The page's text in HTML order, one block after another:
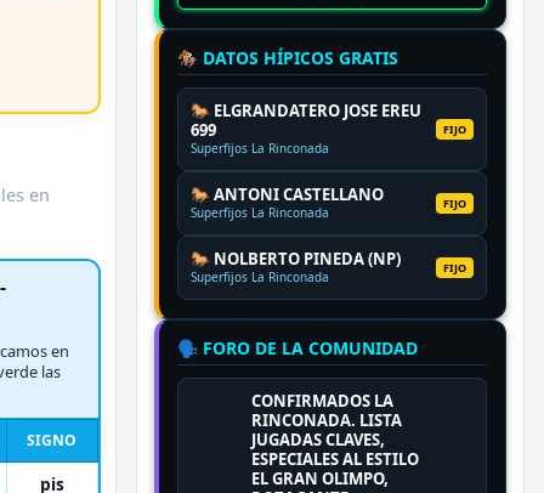
en
en
las
SIGNO
pis
🏇 DATOS HÍPICOS GRATIS
🐎 ELGRANDATERO JOSE EREU
699
Superfijos La Rinconada
FIJO
🐎 ANTONI CASTELLANO
Superfijos La Rinconada
FIJO
🐎 NOLBERTO PINEDA (NP)
Superfijos La Rinconada
FIJO
🗣️ FORO DE LA COMUNIDAD
CONFIRMADOS LA
RINCONADA. LISTA
JUGADAS CLAVES,
ESPECIALES AL ESTILO
EL GRAN OLIMPO,